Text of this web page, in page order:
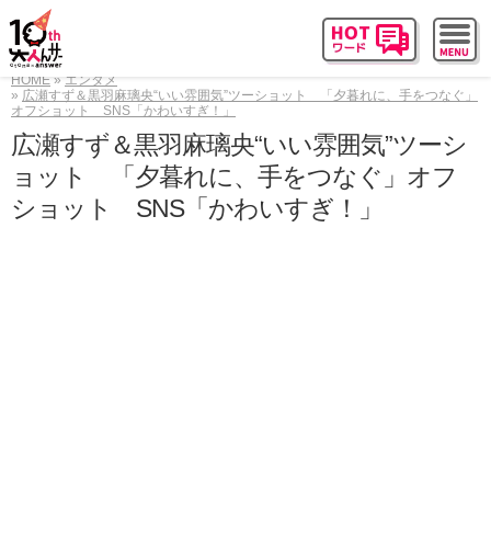
HOME
エンタメ
広瀬すず＆黒羽麻璃央“いい雰囲気”ツーショット 「夕暮れに、手をつなぐ」
オフショット SNS「かわいすぎ！」
広瀬すず＆黒羽麻璃央“いい雰囲気”ツーシ
ョット 「夕暮れに、手をつなぐ」オフ
ショット SNS「かわいすぎ！」